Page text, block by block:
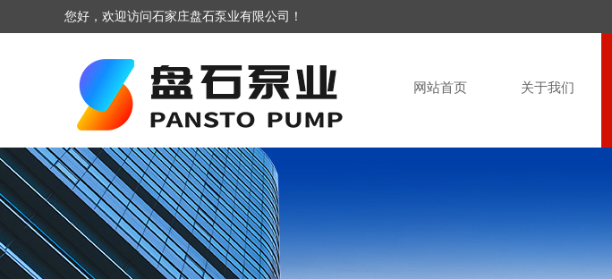
您好，欢迎访问石家庄盘石泵业有限公司！
网站首页 关于我们